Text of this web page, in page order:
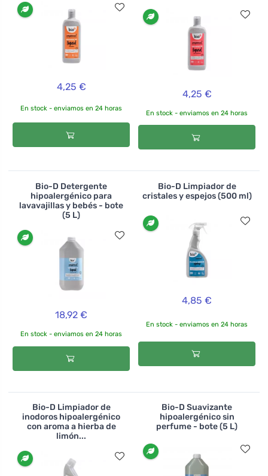
4,25 €
En stock - enviamos en 24 horas
4,25 €
En stock - enviamos en 24 horas
Bio-D Detergente
hipoalergénico para
lavavajillas y bebés - bote
(5 L)
18,92 €
En stock - enviamos en 24 horas
Bio-D Limpiador de
cristales y espejos (500 ml)
4,85 €
En stock - enviamos en 24 horas
Bio-D Limpiador de
inodoros hipoalergénico
con aroma a hierba de
limón...
Bio-D Suavizante
hipoalergénico sin
perfume - bote (5 L)